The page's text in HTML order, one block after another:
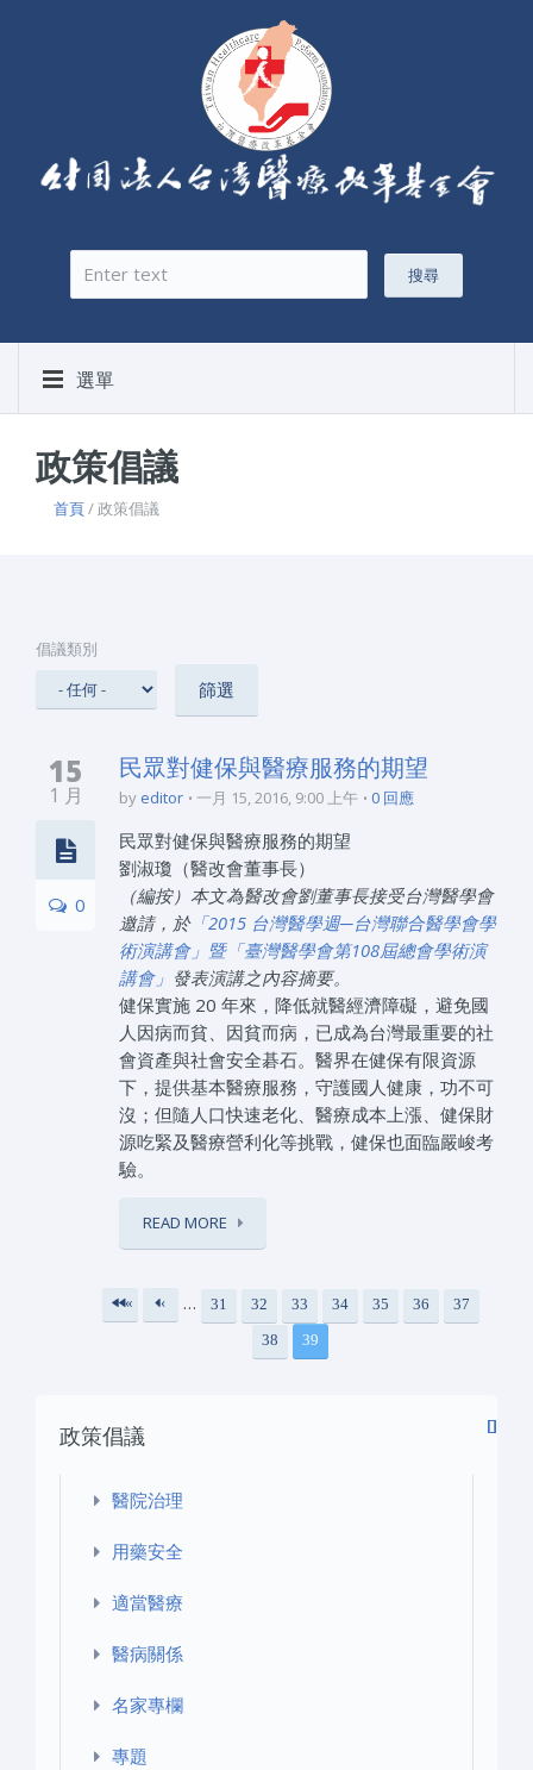
搜尋表單
搜尋
選單
政策倡議
首頁/ 政策倡議
倡議類別
15
1 月
0
民眾對健保與醫療服務的期望
by editor 一月 15, 2016, 9:00 上午 0 回應
民眾對健保與醫療服務的期望
劉淑瓊（醫改會董事長）
（編按）本文為醫改會劉董事長接受台灣醫學會
邀請，於「2015 台灣醫學週─台灣聯合醫學會學
術演講會」暨「臺灣醫學會第108屆總會學術演
講會」 發表演講之內容摘要。
健保實施 20 年來，降低就醫經濟障礙，避免國
人因病而貧、因貧而病，已成為台灣最重要的社
會資產與社會安全碁石。醫界在健保有限資源
下，提供基本醫療服務，守護國人健康，功不可
沒；但隨人口快速老化、醫療成本上漲、健保財
源吃緊及醫療營利化等挑戰，健保也面臨嚴峻考
驗。
READ MORE
«
‹
… 31 32 33 34 35 36 37
38 39
政策倡議
醫院治理
用藥安全
適當醫療
醫病關係
名家專欄
專題